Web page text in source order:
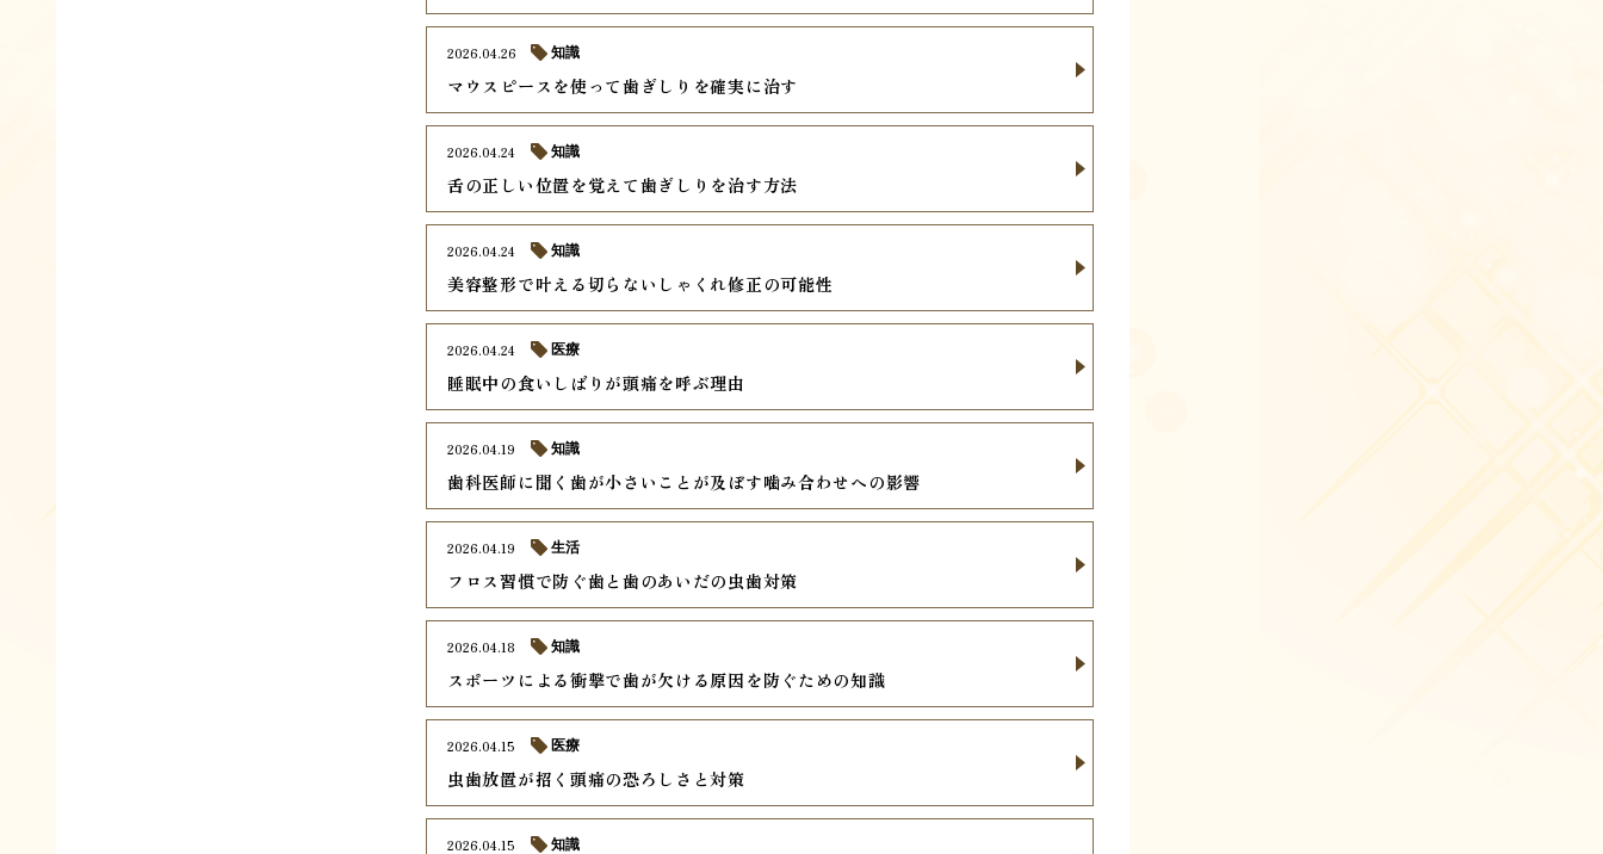
マウスピースを使って歯ぎしりを確実に治す
2026.04.26 知識
舌の正しい位置を覚えて歯ぎしりを治す方法
2026.04.24 知識
美容整形で叶える切らないしゃくれ修正の可能性
2026.04.24 知識
睡眠中の食いしばりが頭痛を呼ぶ理由
2026.04.24 医療
歯科医師に聞く歯が小さいことが及ぼす噛み合わせへの影響
2026.04.19 知識
フロス習慣で防ぐ歯と歯のあいだの虫歯対策
2026.04.19 生活
スポーツによる衝撃で歯が欠ける原因を防ぐための知識
2026.04.18 知識
虫歯放置が招く頭痛の恐ろしさと対策
2026.04.15 医療
2026.04.15 知識